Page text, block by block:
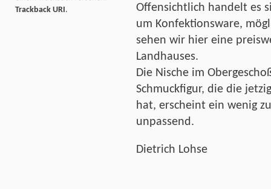
Offensichtlich handelt es
um Konfektionsware,
sehen wir hier eine
Landhauses.
Die Nische im
Schmuckfigur, die die
hat, erscheint ein wenig
unpassend.
Dietrich Lohse
Trackback URI.